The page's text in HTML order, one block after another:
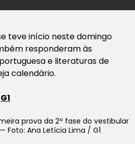
teve início neste domingo
responderam às
e literaturas de
calendário.
G1
prova da 2ª fase do vestibular
Foto: Ana Letícia Lima / G1